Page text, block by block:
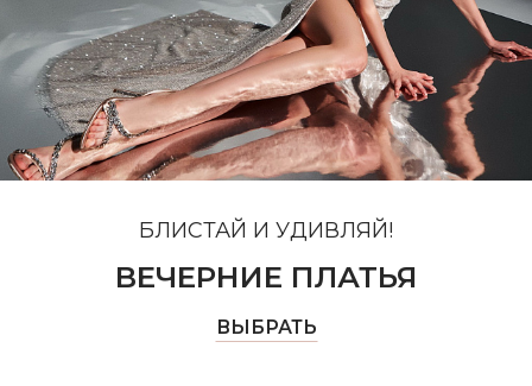
БЛИСТАЙ И УДИВЛЯЙ!
ВЕЧЕРНИЕ ПЛАТЬЯ
ВЫБРАТЬ